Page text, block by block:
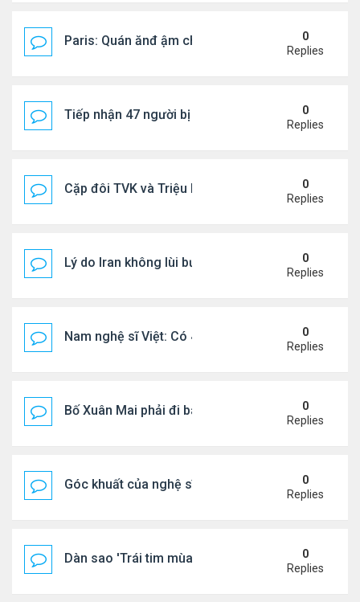
Paris: Quán ănđ ậm chất Việt đông kín khách chờ
0
Replies
Tiếp nhận 47 người bị Mỹ trục xuất, Công an
0
Replies
Cặp đôi TVK và Triệu Mẫn được yêu thích nhất
0
Replies
Lý do Iran không lùi bước trước lời đe dọa của
0
Replies
Nam nghệ sĩ Việt: Có 4 nhà ở Pháp, sống gần
0
Replies
Bố Xuân Mai phải đi bán cơm ở Mỹ
0
Replies
Góc khuất của nghệ sĩ Hoài Tâm
0
Replies
Dàn sao 'Trái tim mùa thu' sau 26 năm
0
Replies